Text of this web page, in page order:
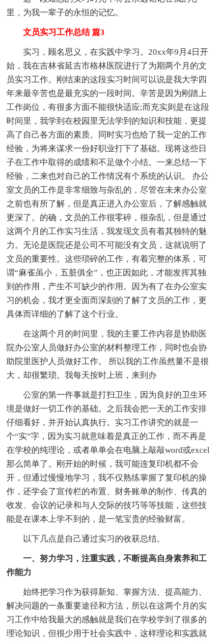
里，为我一辈子的永恒的记忆。
文员实习工作总结 篇3
实习，顾名思义，在实践中学习。20xx年9月4日开
始，我在吉林省延吉市格林医院进行了为期两个月的文
员实习工作。刚结束的这段实习时间可以说是我大学四
年来最辛苦也是最充实的一段时间。辛苦是因为刚踏上
工作岗位，有很多方面不能很快适应;而充实则是在这段
时间里，我学到在校园里无法学到的知识和技能，更提
高了自己各方面的素质。同时实习也给了我一定的工作
经验，为将来谋求一份好职业打下了基础。现将这些日
子在工作中取得的成绩和不足做个小结。一来总结一下
经验，二来也对自己的工作情况有个系统的认识。 办公
室文员的工作是非常细致与杂乱的，尽管在未来办公室
之前也有所了解，但是真正进入办公室后，了解感触就
更深了。的确，文员的工作很零碎，很杂乱，但是通过
这两个月的工作实习生活，我发现文员有着其独特的魅
力。无论是医院还是公司不可能没有文员，这就说明了
文员的重要性。这些琐碎的工作，有着完整的体系，可
谓“麻雀虽小，五脏俱全”，也正因如此，才能发挥其独
到的作用，产生不可缺少的作用。因为有了在办公室实
习的机会，我才更全面而深刻的了解了文员的工作，更
具体而详细的了解了这个行业。
在这两个月的时间里，我的主要工作内容是协助医
院办公室人员做好办公室的材料整理工作，同时也会协
助院里医护人员做好工作。 所以我的工作虽然量不是很
大，却很繁琐。我每天按时上班，来到办
公室的第一件事就是打扫卫生，因为良好的卫生环
境是做好一切工作的基础。之后我会把一天的工作安排
仔细看好，并开始认真执行。实习工作讲究的就是一
个“实”字，因为实习就意味着是真正的工作，而不再是
在学校的纯理论，或者单单会在电脑上敲敲word或excel
那么简单了。刚开始的时候，我可能连复印机都不会
开，但通过慢慢地学习，我不仅熟练掌握了复印机的操
作，还学会了宣传栏的布置、财务账单的制作、传真的
收发、会议的记录和与人交际的技巧等等技能，这些技
能是在课本上学不到的，是一笔宝贵的经验财富。
以下几点是自己通过实习的收获总结。
一、努力学习，注重实践，不断提高自身素养和工
作能力
始终把学习作为获得新知、掌握方法、提高能力、
解决问题的一条重要途径和方法，所以在这两个月的实
习工作中给我最大的感触就是我们在学校学到了很多的
理论知识，但很少用于社会实践中，这样理论和实践就